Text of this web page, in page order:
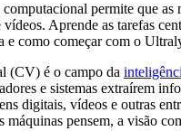
permite que as
Aprende as tarefas
e como começar com o
(CV) é o campo da
e sistemas extraírem
digitais, vídeos e outras
máquinas pensem, a visão